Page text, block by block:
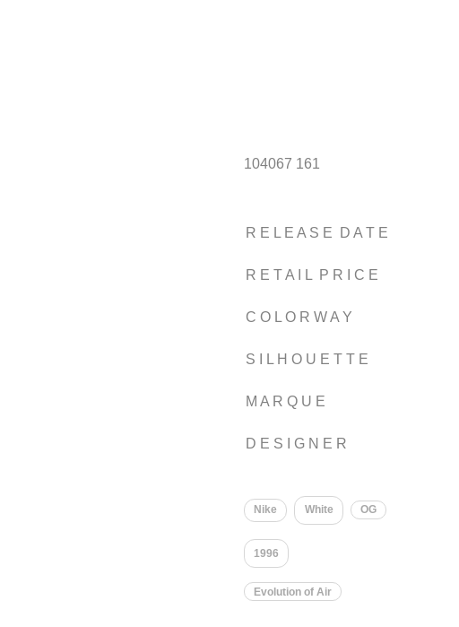
104067 161
R E L E A S E D A T E
R E T A I L P R I C E
C O L O R W A Y
S I L H O U E T T E
M A R Q U E
D E S I G N E R
Nike White OG
1996
Evolution of Air